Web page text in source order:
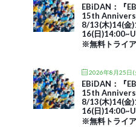
EBiDAN：『
15th
8/13(木)14(金
16(日
※無料トライ
2026年8月25日(
EBiDAN：『
15th
8/13(木)14(金
16(日
※無料トライ